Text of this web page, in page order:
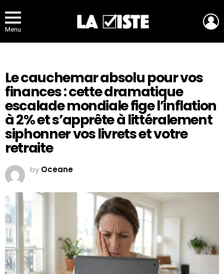
Menu
Le cauchemar absolu pour vos
finances : cette dramatique
escalade mondiale fige l’inflation
à 2% et s’apprête à littéralement
siphonner vos livrets et votre
retraite
by Oceane